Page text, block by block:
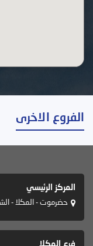
الفروع الاخرى
المركز الرئيسي
حضرموت - المكلا -
فرع المكلا